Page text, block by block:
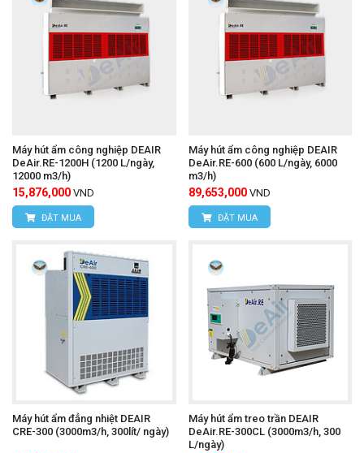
Máy hút ẩm công nghiệp DEAIR
DeAir.RE-1200H (1200 L/ngày,
12000 m3/h)
15,876,000 VND
ĐẶT MUA
Máy hút ẩm công nghiệp DEAIR
DeAir.RE-600 (600 L/ngày, 6000
m3/h)
89,653,000 VND
ĐẶT MUA
Máy hút ẩm đẳng nhiệt DEAIR
CRE-300 (3000m3/h, 300lít/ ngày)
Máy hút ẩm treo trần DEAIR
DeAir.RE-300CL (3000m3/h, 300
L/ngày)